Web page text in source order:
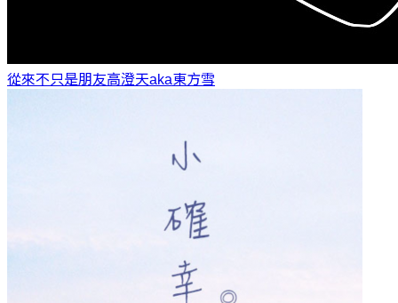
從來不只是朋友高澄天aka東方雪